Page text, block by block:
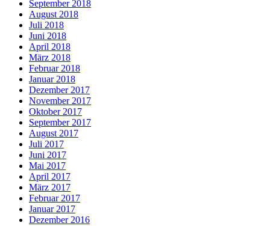
September 2018
August 2018
Juli 2018
Juni 2018
April 2018
März 2018
Februar 2018
Januar 2018
Dezember 2017
November 2017
Oktober 2017
September 2017
August 2017
Juli 2017
Juni 2017
Mai 2017
April 2017
März 2017
Februar 2017
Januar 2017
Dezember 2016